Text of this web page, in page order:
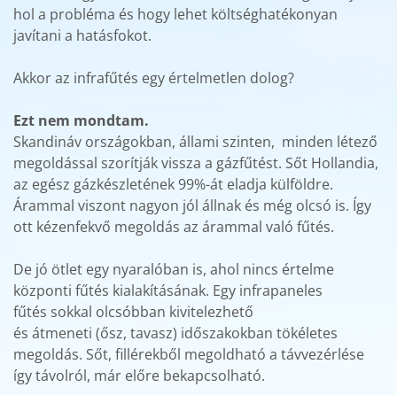
hol a probléma és hogy lehet költséghatékonyan
javítani a hatásfokot.
Akkor az infrafűtés egy értelmetlen dolog?
Ezt nem mondtam.
Skandináv országokban, állami szinten, minden létező
megoldással szorítják vissza a gázfűtést. Sőt Hollandia,
az egész gázkészletének 99%-át eladja külföldre.
Árammal viszont nagyon jól állnak és még olcsó is. Így
ott kézenfekvő megoldás az árammal való fűtés.
De jó ötlet egy nyaralóban is, ahol nincs értelme
központi fűtés kialakításának. Egy infrapaneles
fűtés sokkal olcsóbban kivitelezhető
és átmeneti (ősz, tavasz) időszakokban tökéletes
megoldás. Sőt, fillérekből megoldható a távvezérlése
így távolról, már előre bekapcsolható.